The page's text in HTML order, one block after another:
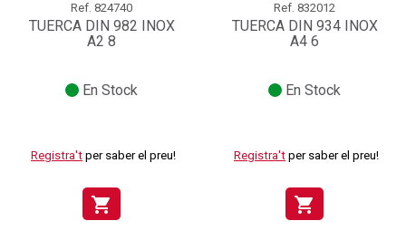
Ref. 824740
TUERCA DIN 982 INOX
A2 8
En Stock
Registra't per saber el preu!
shopping_cart
Ref. 832012
TUERCA DIN 934 INOX
A4 6
En Stock
Registra't per saber el preu!
shopping_cart